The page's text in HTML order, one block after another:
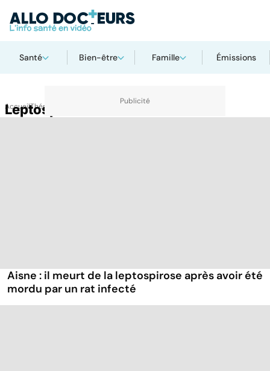
Santé Bien-être Famille Émissions
AccueilThématiques
Leptospirose
Aisne : il meurt de la leptospirose après avoir été
mordu par un rat infecté